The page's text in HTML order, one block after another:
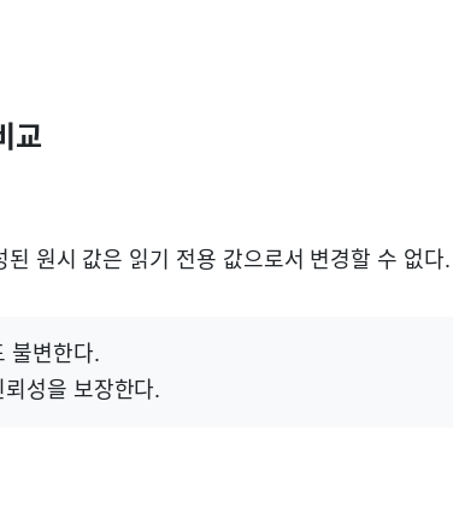
교
원시 값은 읽기 전용 값으로서 변경할 수 없다.
불변한다.
성을 보장한다.